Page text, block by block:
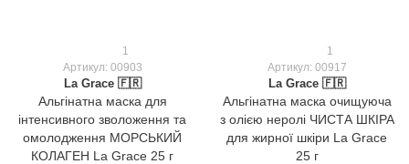
1
Артикул: 00903
La Grace 🇫🇷
Альгінатна маска для
інтенсивного зволоження та
омолодження МОРСЬКИЙ
КОЛАГЕН La Grace 25 г
1
Артикул: 00917
La Grace 🇫🇷
Альгінатна маска очищуюча
з олією неролі ЧИСТА ШКІРА
для жирної шкіри La Grace
25 г